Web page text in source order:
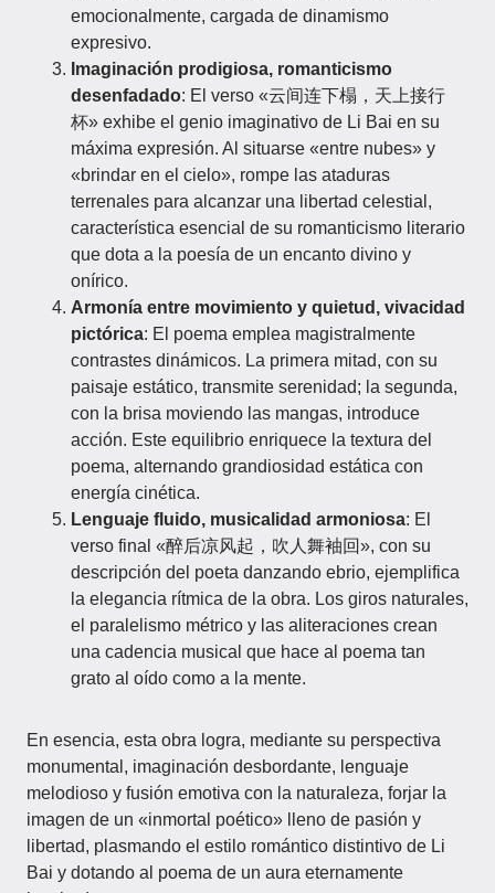
emocionalmente, cargada de dinamismo
expresivo.
Imaginación prodigiosa, romanticismo
desenfadado: El verso «云间连下榻，天上接行
杯» exhibe el genio imaginativo de Li Bai en su
máxima expresión. Al situarse «entre nubes» y
«brindar en el cielo», rompe las ataduras
terrenales para alcanzar una libertad celestial,
característica esencial de su romanticismo literario
que dota a la poesía de un encanto divino y
onírico.
Armonía entre movimiento y quietud, vivacidad
pictórica: El poema emplea magistralmente
contrastes dinámicos. La primera mitad, con su
paisaje estático, transmite serenidad; la segunda,
con la brisa moviendo las mangas, introduce
acción. Este equilibrio enriquece la textura del
poema, alternando grandiosidad estática con
energía cinética.
Lenguaje fluido, musicalidad armoniosa: El
verso final «醉后凉风起，吹人舞袖回», con su
descripción del poeta danzando ebrio, ejemplifica
la elegancia rítmica de la obra. Los giros naturales,
el paralelismo métrico y las aliteraciones crean
una cadencia musical que hace al poema tan
grato al oído como a la mente.
En esencia, esta obra logra, mediante su perspectiva
monumental, imaginación desbordante, lenguaje
melodioso y fusión emotiva con la naturaleza, forjar la
imagen de un «inmortal poético» lleno de pasión y
libertad, plasmando el estilo romántico distintivo de Li
Bai y dotando al poema de un aura eternamente